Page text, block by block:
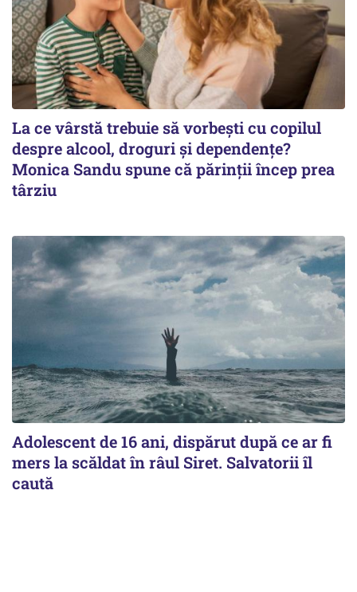
La ce vârstă trebuie să vorbești cu copilul
despre alcool, droguri și dependențe?
Monica Sandu spune că părinții încep prea
târziu
Adolescent de 16 ani, dispărut după ce ar fi
mers la scăldat în râul Siret. Salvatorii îl
caută